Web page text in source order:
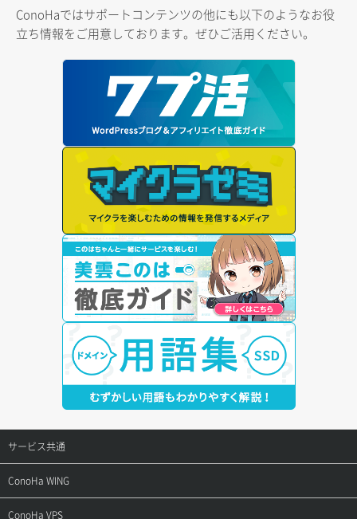
ConoHaではサポートコンテンツの他にも以下のようなお役
立ち情報をご用意しております。ぜひご活用ください。
サービス共通
サポートトップ
ご契約・お支払い
ConoHa WING
サポートトップ
ConoHa VPS